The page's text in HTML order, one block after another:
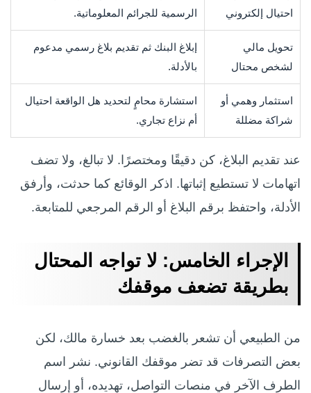
احتيال إلكتروني
الرسمية للجرائم المعلوماتية.
تحويل مالي
لشخص محتال
إبلاغ البنك ثم تقديم بلاغ رسمي مدعوم
بالأدلة.
استثمار وهمي أو
شراكة مضللة
استشارة محامٍ لتحديد هل الواقعة احتيال
أم نزاع تجاري.
عند تقديم البلاغ، كن دقيقًا ومختصرًا. لا تبالغ، ولا تضف
اتهامات لا تستطيع إثباتها. اذكر الوقائع كما حدثت، وأرفق
الأدلة، واحتفظ برقم البلاغ أو الرقم المرجعي للمتابعة.
الإجراء الخامس: لا تواجه المحتال
بطريقة تضعف موقفك
من الطبيعي أن تشعر بالغضب بعد خسارة مالك، لكن
بعض التصرفات قد تضر موقفك القانوني. نشر اسم
الطرف الآخر في منصات التواصل، تهديده، أو إرسال